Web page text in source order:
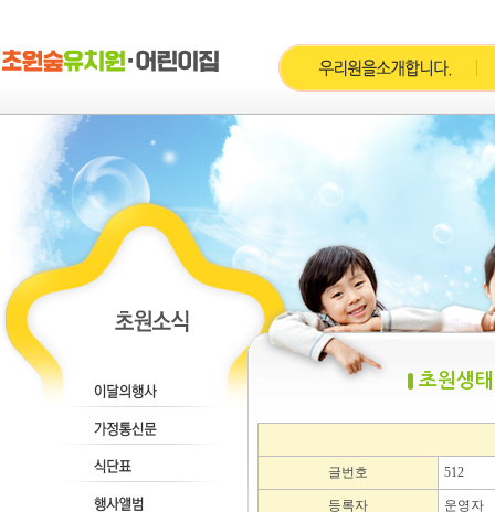
초원생태
글번호 512
등록자 운영자